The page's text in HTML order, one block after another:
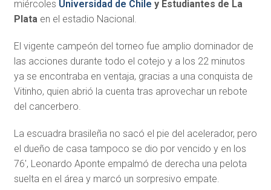
miércoles Universidad de Chile y Estudiantes de La
Plata en el estadio Nacional.
El vigente campeón del torneo fue amplio dominador de
las acciones durante todo el cotejo y a los 22 minutos
ya se encontraba en ventaja, gracias a una conquista de
Vitinho, quien abrió la cuenta tras aprovechar un rebote
del cancerbero.
La escuadra brasileña no sacó el pie del acelerador, pero
el dueño de casa tampoco se dio por vencido y en los
76′, Leonardo Aponte empalmó de derecha una pelota
suelta en el área y marcó un sorpresivo empate.